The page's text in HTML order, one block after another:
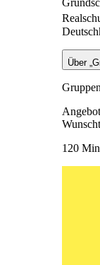
Über
120